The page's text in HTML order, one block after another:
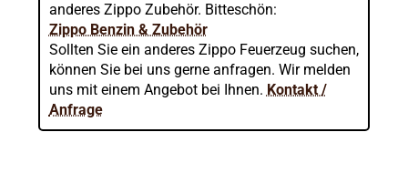
anderes Zippo Zubehör. Bitteschön:
Zippo Benzin & Zubehör
Sollten Sie ein anderes Zippo Feuerzeug suchen,
können Sie bei uns gerne anfragen. Wir melden
uns mit einem Angebot bei Ihnen. Kontakt /
Anfrage